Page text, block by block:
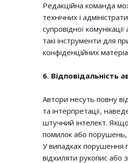
Редакційна команда
технічних і
супровідної
такі інструменти для
конфіденційних
6. Відповідальність
Автори несуть повну
та інтерпретації,
штучний інтелект.
помилок або порушень,
У випадках порушення
відхиляти рукопис або